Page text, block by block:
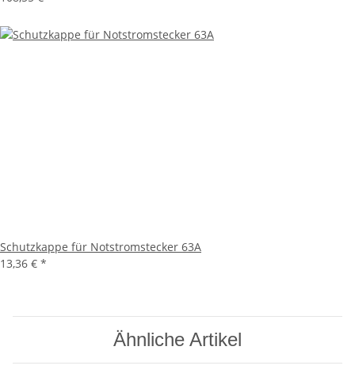
Schutzkappe für Notstromstecker 63A
13,36 € *
Ähnliche Artikel